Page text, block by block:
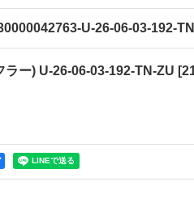
U-26-06-03-192-
ー) U-26-06-03-192-TN-ZU [